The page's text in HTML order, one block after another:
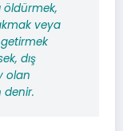
öldürmek,
veya
dış
olan
denir.